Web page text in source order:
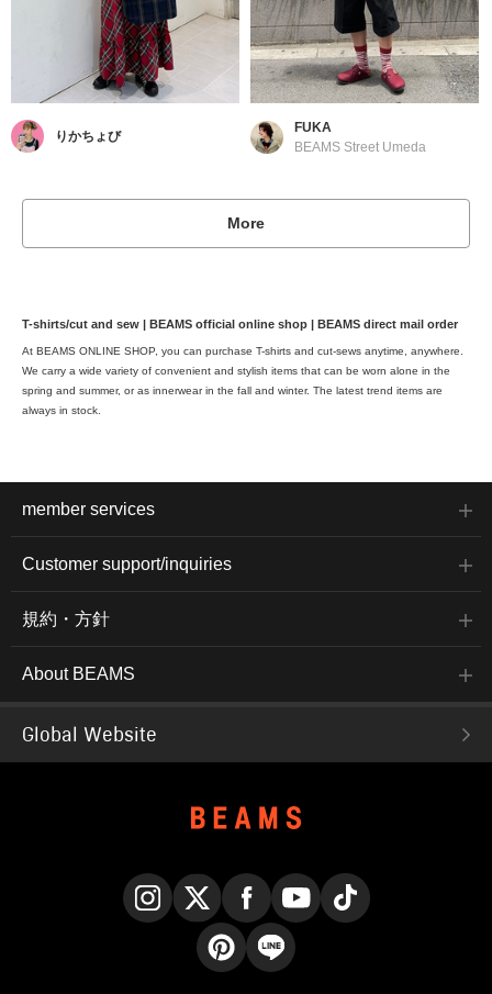
りかちょび
FUKA
BEAMS Street Umeda
More
T-shirts/cut and sew | BEAMS official online shop | BEAMS direct mail order
At BEAMS ONLINE SHOP, you can purchase T-shirts and cut-sews anytime, anywhere.
We carry a wide variety of convenient and stylish items that can be worn alone in the
spring and summer, or as innerwear in the fall and winter. The latest trend items are
always in stock.
member services
Customer support/inquiries
規約・方針
About BEAMS
Global Website